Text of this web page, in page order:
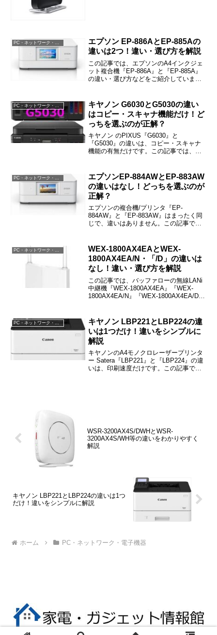
PC・ネットワーク・電子機器
エプソン EP-886AとEP-885Aの
違いは2つ！違い・選び方を解説
この記事では、エプソンのA4インクジェ
ット複合機『EP-886A』と『EP-885A』
の違い・選び方などをご紹介していま
ンタ・複合機としての機能・性能は同じ
です。
キヤノン G6030とG5030の違い
はコピー・スキャナ機能だけ！ど
っちを選ぶのが正解？
キヤノン のPIXUS『G6030』と
『G5030』の違いは、コピー・スキャナ
機能の有無だけです。この記事では、
PC・ネットワーク・電子機器
エプソンEP-884AWとEP-883AW
の違いはなし！どっちを選ぶのが
正解？
エプソンの複合機/プリンタ『EP-
884AW』と『EP-883AW』はまったく同
じで、違いはありません。この記事で
PC・ネットワーク・電子機器
WEX-1800AX4EAとWEX-
1800AX4EA/N・「/D」の違いは
なし！違い・選び方を解説
この記事では、バッファローの無線LANi
中継機『WEX-1800AX4EA』『WEX-
1800AX4EA/N』『WEX-1800AX4EA/D』
キヤノン LBP221とLBP224の違
いは1つだけ！違いをシンプルに
解説
キヤノンのA4モノクロレーザープリンタ
ー Satera『LBP221』と『LBP224』の違
いは、印刷速度だけです。この記事で
WSR-3200AX4S/DWHとWSR-
3200AX4S/WH等の違いをわかりやすく
解説
キヤノン LBP221とLBP224の違いは1つ
だけ！違いをシンプルに解説
ホーム PC・ネットワーク・電子機器